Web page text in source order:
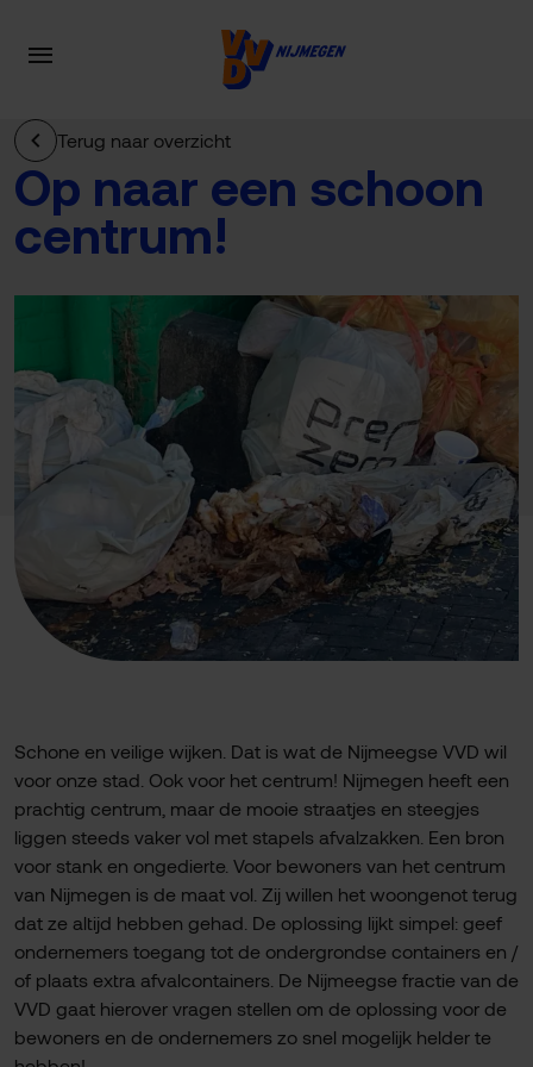
Terug naar overzicht
Op naar een schoon
centrum!
Schone en veilige wijken. Dat is wat de Nijmeegse VVD wil
voor onze stad. Ook voor het centrum! Nijmegen heeft een
prachtig centrum, maar de mooie straatjes en steegjes
liggen steeds vaker vol met stapels afvalzakken. Een bron
voor stank en ongedierte. Voor bewoners van het centrum
van Nijmegen is de maat vol. Zij willen het woongenot terug
dat ze altijd hebben gehad. De oplossing lijkt simpel: geef
ondernemers toegang tot de ondergrondse containers en /
of plaats extra afvalcontainers. De Nijmeegse fractie van de
VVD gaat hierover vragen stellen om de oplossing voor de
bewoners en de ondernemers zo snel mogelijk helder te